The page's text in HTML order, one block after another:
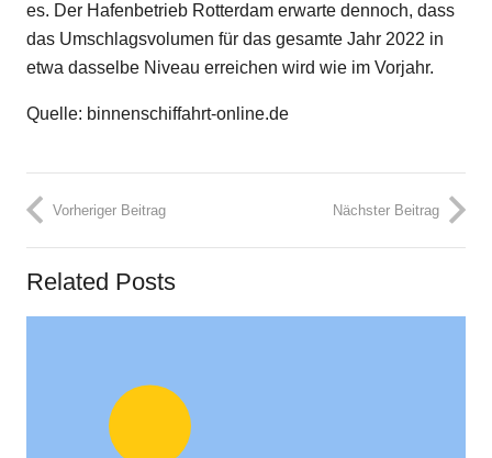
es. Der Hafenbetrieb Rotterdam erwarte dennoch, dass
das Umschlagsvolumen für das gesamte Jahr 2022 in
etwa dasselbe Niveau erreichen wird wie im Vorjahr.
Quelle: binnenschiffahrt-online.de
Vorheriger Beitrag Nächster Beitrag
Related Posts